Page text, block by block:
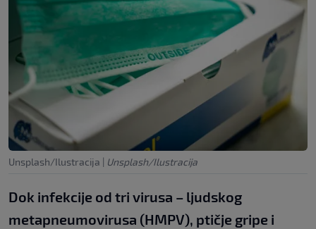
Unsplash/Ilustracija | Unsplash/Ilustracija
Dok infekcije od tri virusa – ljudskog
metapneumovirusa (HMPV), ptičje gripe i